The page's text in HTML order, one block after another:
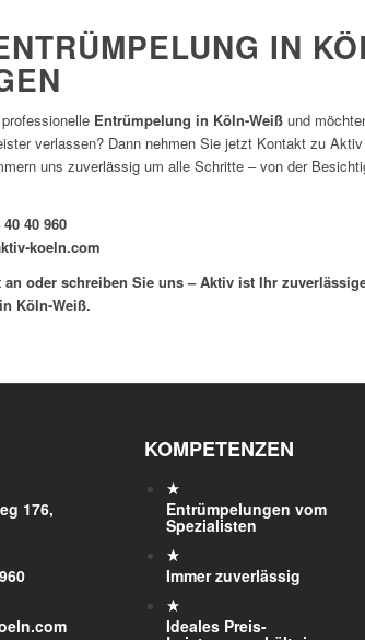
IN
Entrümpelung in Köln-Weiß und
verlassen? Dann nehmen Sie jetzt Kontakt zu
uns zuverlässig um alle Schritte – von der
40 960
koeln.com
an oder schreiben Sie uns – Aktiv ist Ihr
Köln-Weiß.
176,
KOMPETENZEN
Entrümpelungen vom
Spezialisten
Immer zuverlässig
Ideales Preis-